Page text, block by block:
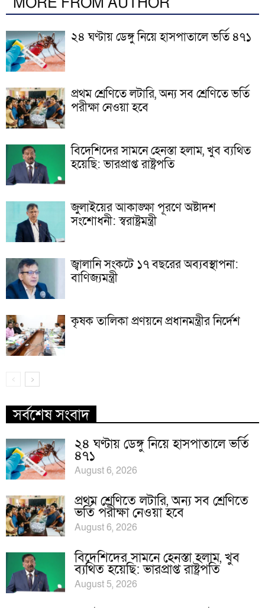
২৪ ঘণ্টায় ডেঙ্গু নিয়ে হাসপাতালে ভর্তি ৪৭১
প্রথম শ্রেণিতে লটারি, অন্য সব শ্রেণিতে ভর্তি
পরীক্ষা নেওয়া হবে
বিদেশিদের সামনে হেনস্তা হলাম, খুব ব্যথিত
হয়েছি: ভারপ্রাপ্ত রাষ্ট্রপতি
জুলাইয়ের আকাঙ্ক্ষা পূরণে অষ্টাদশ
সংশোধনী: স্বরাষ্ট্রমন্ত্রী
জ্বালানি সংকটে ১৭ বছরের অব্যবস্থাপনা:
বাণিজ্যমন্ত্রী
কৃষক তালিকা প্রণয়নে প্রধানমন্ত্রীর নির্দেশ
সর্বশেষ সংবাদ
২৪ ঘণ্টায় ডেঙ্গু নিয়ে হাসপাতালে ভর্তি
৪৭১
August 6, 2026
প্রথম শ্রেণিতে লটারি, অন্য সব শ্রেণিতে
ভর্তি পরীক্ষা নেওয়া হবে
August 6, 2026
বিদেশিদের সামনে হেনস্তা হলাম, খুব
ব্যথিত হয়েছি: ভারপ্রাপ্ত রাষ্ট্রপতি
August 5, 2026